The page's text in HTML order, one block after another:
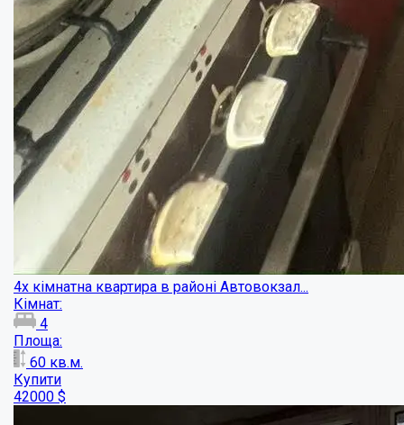
Простора квартира у центрі з терасою!...
Кімнат:
4
Площа:
217кв.м.
Купити